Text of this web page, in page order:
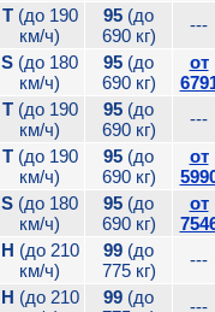
T(до 190
км/ч)
95 (до
690 кг)
---
S (до 180
км/ч)
95 (до
690 кг)
от
T(до 190
км/ч)
95 (до
690 кг)
---
T(до 190
км/ч)
95 (до
690 кг)
от
S (до 180
км/ч)
95 (до
690 кг)
от
H (до 210
км/ч)
99 (до
775 кг)
---
H (до 210
99 (до
---